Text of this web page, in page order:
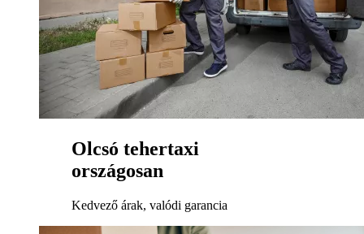
Olcsó tehertaxi
országosan
Kedvező árak, valódi garancia